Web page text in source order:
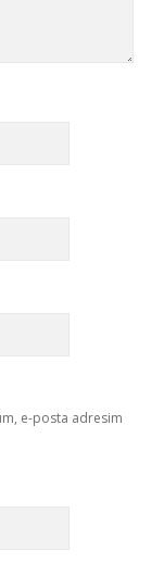
e-posta adresim